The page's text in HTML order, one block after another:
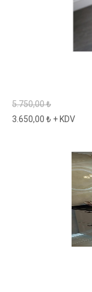
5.750,00 ₺
3.650,00 ₺ + KDV